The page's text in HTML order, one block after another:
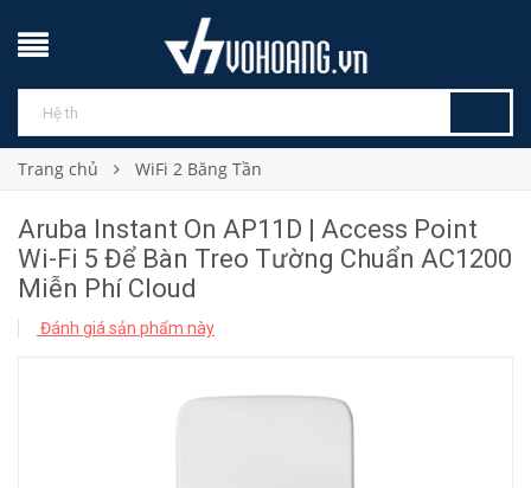
Trang chủ WiFi 2 Băng Tần
Aruba Instant On AP11D | Access Point
Wi-Fi 5 Để Bàn Treo Tường Chuẩn AC1200
Miễn Phí Cloud
Đánh giá sản phẩm này